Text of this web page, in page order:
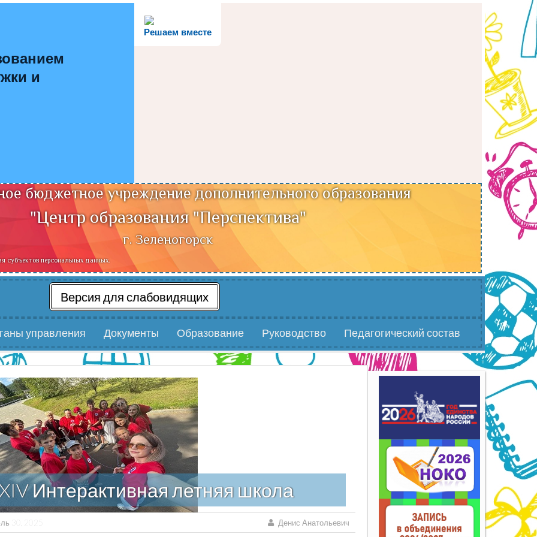
Решаем вместе
и
бюджетное учреждение дополнительного образования
"Центр образования "Перспектива"
г. Зеленогорск
субъектов персональных данных.
Версия для слабовидящих
управления Документы Образование Руководство Педагогический состав
Интерактивная летняя школа
30, 2025 Денис Анатольевич